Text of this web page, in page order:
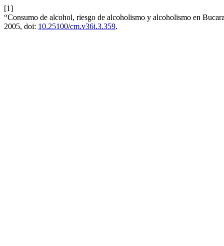
[1]
“Consumo de alcohol, riesgo de alcoholismo y alcoholismo en
2005, doi: 10.25100/cm.v36i.3.359.